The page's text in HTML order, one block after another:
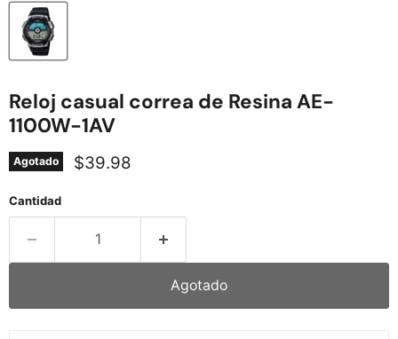
Reloj casual correa de Resina AE-
1100W-1AV
Agotado Precio actual
$39.98
Cantidad
Agotado